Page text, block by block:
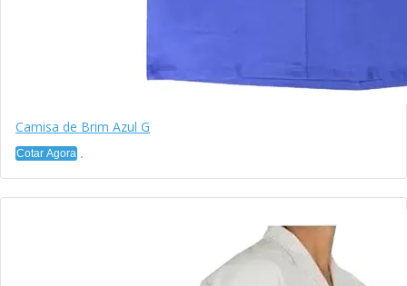
Camisa de Brim Azul G
Cotar Agora